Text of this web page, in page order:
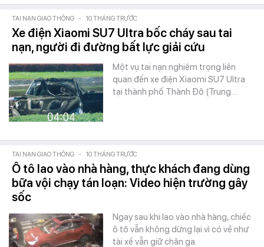
TAI NẠN GIAO THÔNG - 10 THÁNG TRƯỚC
Xe điện Xiaomi SU7 Ultra bốc cháy sau tai
nạn, người đi đường bất lực giải cứu
Một vụ tai nạn nghiêm trọng liên
quan đến xe điện Xiaomi SU7 Ultra
tại thành phố Thành Đô (Trung…
TAI NẠN GIAO THÔNG - 10 THÁNG TRƯỚC
Ô tô lao vào nhà hàng, thực khách đang dùng
bữa vội chạy tán loạn: Video hiện trường gây
sốc
Ngay sau khi lao vào nhà hàng, chiếc
ô tô vẫn không dừng lại vì có vẻ như
tài xế vẫn giữ chân ga.